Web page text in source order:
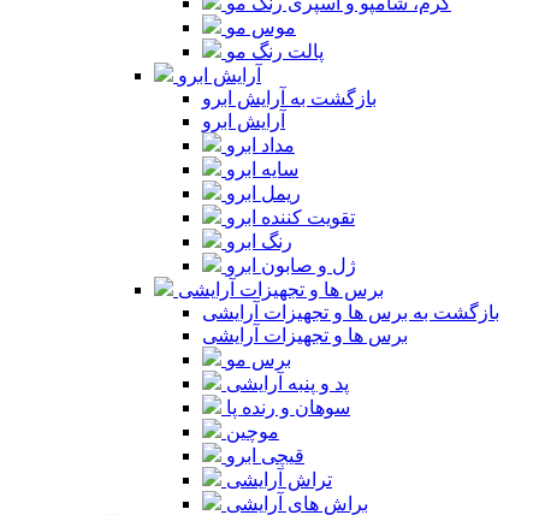
موس مو
پالت رنگ مو
آرایش ابرو
بازگشت به آرایش ابرو
آرایش ابرو
مداد ابرو
سایه ابرو
ریمل ابرو
تقویت کننده ابرو
رنگ ابرو
ژل و صابون ابرو
برس ها و تجهیزات آرایشی
بازگشت به برس ها و تجهیزات آرایشی
برس ها و تجهیزات آرایشی
برس مو
پد و پنبه آرایشی
سوهان و رنده پا
موچین
قیچی ابرو
تراش آرایشی
براش های آرایشی